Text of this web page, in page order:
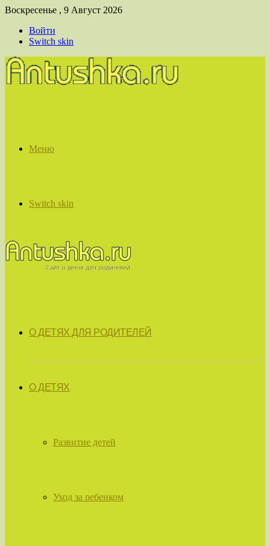
Воскресенье , 9 Август 2026
Войти
Switch skin
Меню
Switch skin
О ДЕТЯХ ДЛЯ РОДИТЕЛЕЙ
О ДЕТЯХ
Развитие детей
Уход за ребенком